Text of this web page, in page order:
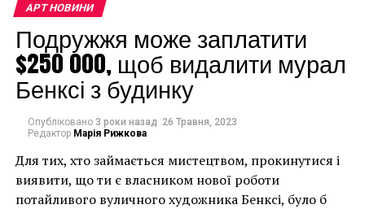
После этих слов музыкант на пару секунд замолчал и
сразу же сменил тему.
Однако многие считают, что оговорка Goldie еще раз
подтверждает догадку редактора британского
журнала Крейга Уильямса. Тот, в свою очередь,
утверждал, что под псевдонимом Banksy
скрывается Robert Del Naja, который является
основателем группы Massive Attack. К тому же, он
дружит с диджеем Goldie.
АРТ НОВИНИ
Подружжя може заплатити
$250 000, щоб видалити мурал
Бенксі з будинку
Опубліковано 3 роки назад 26 Травня, 2023
Редактор Марія Рижкова
Для тих, хто займається мистецтвом, прокинутися і
виявити, що ти є власником нової роботи
потайливого вуличного художника Бенксі, було б